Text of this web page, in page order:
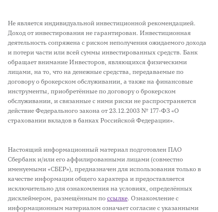
Не является индивидуальной инвестиционной рекомендацией.
Доход от инвестирования не гарантирован. Инвестиционная
деятельность сопряжена с риском неполучения ожидаемого дохода
и потери части или всей суммы инвестированных средств. Банк
обращает внимание Инвесторов, являющихся физическими
лицами, на то, что на денежные средства, передаваемые по
договору о брокерском обслуживании, а также на финансовые
инструменты, приобретённые по договору о брокерском
обслуживании, и связанные с ними риски не распространяется
действие Федерального закона от 23.12.2003 № 177-ФЗ «О
страховании вкладов в банках Российской Федерации».
Настоящий информационный материал подготовлен ПАО
Сбербанк и/или его аффилированными лицами (совместно
именуемыми «СБЕР»), предназначен для использования только в
качестве информации общего характера и предоставляется
исключительно для ознакомления на условиях, определённых
дисклеймером, размещённым по ссылке. Ознакомление с
информационным материалом означает согласие с указанными